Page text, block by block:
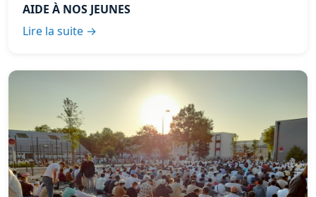
AIDE À NOS JEUNES
Lire la suite →